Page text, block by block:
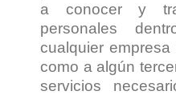
a conocer y
personales
cualquier
como a algún
servicios